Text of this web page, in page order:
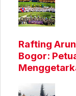
Rafting
Bogor: